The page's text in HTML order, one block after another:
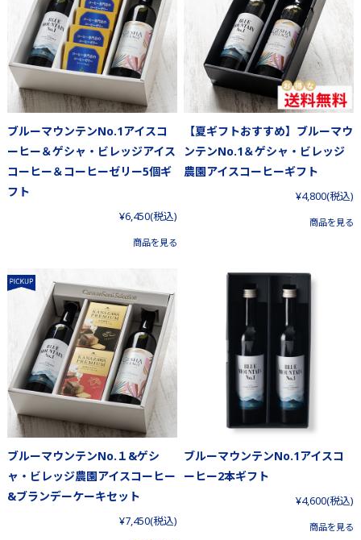
ブルーマウンテンNo.1アイスコ
ーヒー＆ゲシャ・ビレッジアイス
コーヒー＆コーヒーゼリー5個ギ
フト
¥6,450(税込)
商品を見る
【夏ギフトおすすめ】ブルーマウ
ンテンNo.1＆ゲシャ・ビレッジ
農園アイスコーヒーギフト
¥4,800(税込)
商品を見る
ブルーマウンテンNo.１&ゲシ
ャ・ビレッジ農園アイスコーヒー
&ブランデーケーキセット
¥7,450(税込)
ブルーマウンテンNo.1アイスコ
ーヒー2本ギフト
¥4,600(税込)
商品を見る